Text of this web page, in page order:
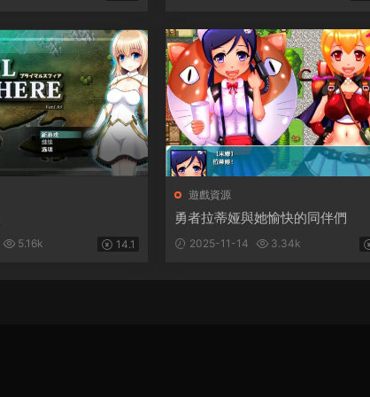
5.16k 14.1
遊戲資源
勇者拉蒂娅與她愉快的同伴們
2025-11-14 3.34k